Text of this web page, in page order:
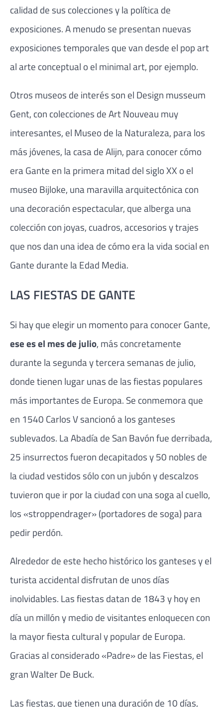
calidad de sus colecciones y la política de
exposiciones. A menudo se presentan nuevas
exposiciones temporales que van desde el pop art
al arte conceptual o el minimal art, por ejemplo.
Otros museos de interés son el Design musseum
Gent, con colecciones de Art Nouveau muy
interesantes, el Museo de la Naturaleza, para los
más jóvenes, la casa de Alijn, para conocer cómo
era Gante en la primera mitad del siglo XX o el
museo Bijloke, una maravilla arquitectónica con
una decoración espectacular, que alberga una
colección con joyas, cuadros, accesorios y trajes
que nos dan una idea de cómo era la vida social en
Gante durante la Edad Media.
LAS FIESTAS DE GANTE
Si hay que elegir un momento para conocer Gante,
ese es el mes de julio, más concretamente
durante la segunda y tercera semanas de julio,
donde tienen lugar unas de las fiestas populares
más importantes de Europa. Se conmemora que
en 1540 Carlos V sancionó a los ganteses
sublevados. La Abadía de San Bavón fue derribada,
25 insurrectos fueron decapitados y 50 nobles de
la ciudad vestidos sólo con un jubón y descalzos
tuvieron que ir por la ciudad con una soga al cuello,
los «stroppendrager» (portadores de soga) para
pedir perdón.
Alrededor de este hecho histórico los ganteses y el
turista accidental disfrutan de unos días
inolvidables. Las fiestas datan de 1843 y hoy en
día un millón y medio de visitantes enloquecen con
la mayor fiesta cultural y popular de Europa.
Gracias al considerado «Padre» de las Fiestas, el
gran Walter De Buck.
Las fiestas, que tienen una duración de 10 días,